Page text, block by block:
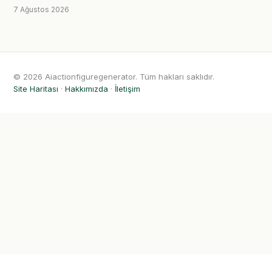
7 Ağustos 2026
© 2026 Aiactionfiguregenerator. Tüm hakları saklıdır.
Site Haritası · Hakkımızda · İletişim